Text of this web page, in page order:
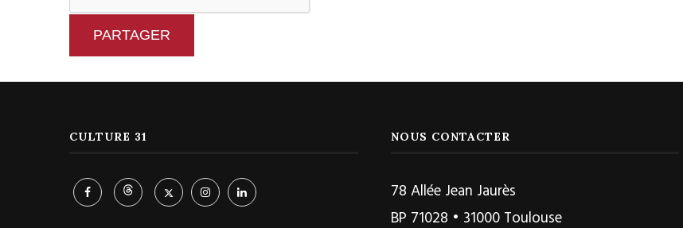
PARTAGER
CULTURE 31 NOUS CONTACTER
78 Allée Jean Jaurès
BP 71028 • 31000 Toulouse